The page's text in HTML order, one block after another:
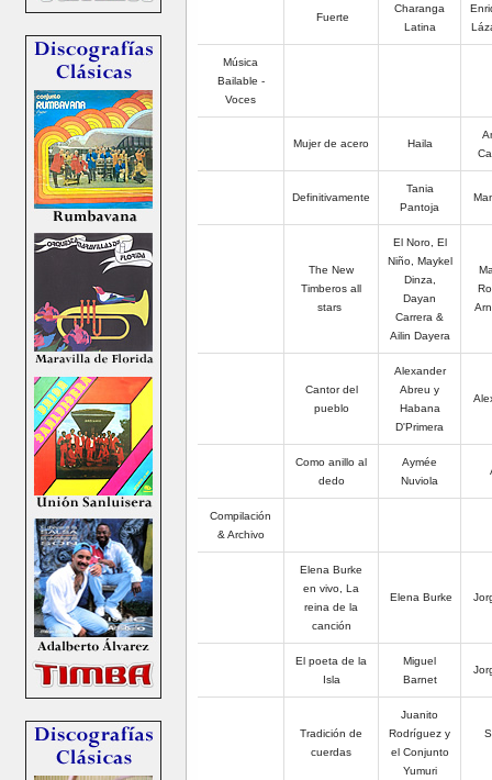
Fuerte
Charanga
Latina
Música
Bailable -
Voces
Mujer de acero Haila
Definitivamente
Tania
Pantoja
The New
Timberos all
stars
El Noro, El
Niño, Maykel
Dinza,
Dayan
Carrera &
Ailin Dayera
Cantor del
pueblo
Alexander
Abreu y
Habana
D'Primera
Como anillo al
dedo
Aymée
Nuviola
Compilación
& Archivo
Elena Burke
en vivo, La
reina de la
canción
Elena Burke
El poeta de la
Isla
Miguel
Barnet
Tradición de
cuerdas
Juanito
Rodríguez y
el Conjunto
Yumuri